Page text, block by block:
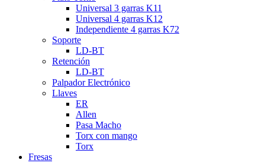
Universal 3 garras K11
Universal 4 garras K12
Independiente 4 garras K72
Soporte
LD-BT
Retención
LD-BT
Palpador Electrónico
Llaves
ER
Allen
Pasa Macho
Torx con mango
Torx
Fresas